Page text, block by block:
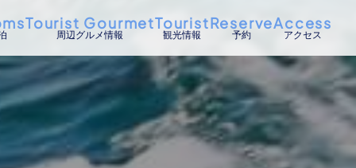
周辺グルメ情報
Tourist Gourmet
観光情報
Tourist
予約
Reserve
アクセス
Access